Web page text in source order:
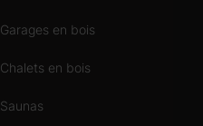
Garages en bois
Chalets en bois
Saunas